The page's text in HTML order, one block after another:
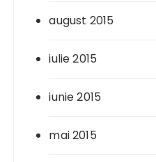
august 2015
iulie 2015
iunie 2015
mai 2015